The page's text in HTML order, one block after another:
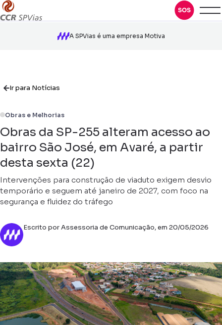
A SPVias é uma empresa Motiva
Ir para Notícias
Obras e Melhorias
Obras da SP-255 alteram acesso ao
bairro São José, em Avaré, a partir
desta sexta (22)
Intervenções para construção de viaduto exigem desvio
temporário e seguem até janeiro de 2027, com foco na
segurança e fluidez do tráfego
Escrito por Assessoria de Comunicação, em 20/05/2026